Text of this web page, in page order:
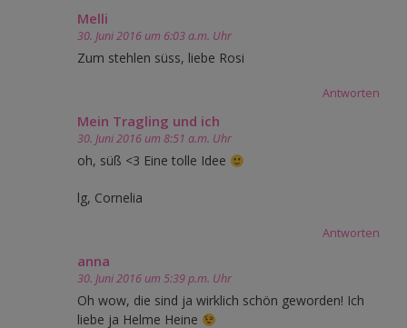
Melli
30. Juni 2016 um 6:03 a.m. Uhr
Zum stehlen süss, liebe Rosi
Antworten
Mein Tragling und ich
30. Juni 2016 um 8:51 a.m. Uhr
oh, süß <3 Eine tolle Idee
lg, Cornelia
Antworten
anna
30. Juni 2016 um 5:39 p.m. Uhr
Oh wow, die sind ja wirklich schön geworden! Ich
liebe ja Helme Heine